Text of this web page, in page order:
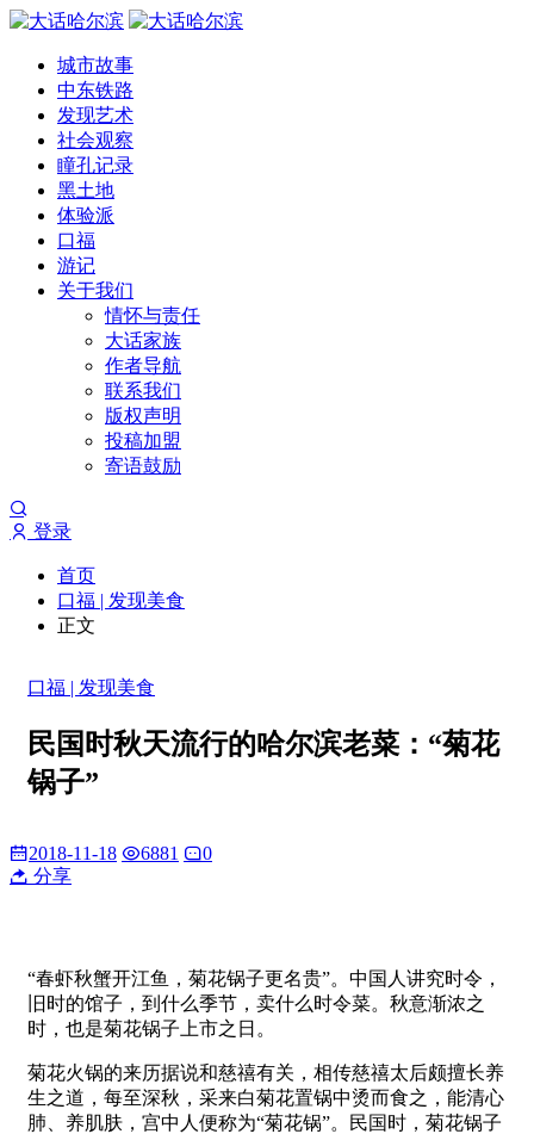
城市故事
中东铁路
发现艺术
社会观察
瞳孔记录
黑土地
体验派
口福
游记
关于我们
情怀与责任
大话家族
作者导航
联系我们
版权声明
投稿加盟
寄语鼓励
登录
首页
口福 | 发现美食
正文
口福 | 发现美食
民国时秋天流行的哈尔滨老菜：“菊花
锅子”
2018-11-18 6881
0
分享
“春虾秋蟹开江鱼，菊花锅子更名贵”。中国人讲究时令，
旧时的馆子，到什么季节，卖什么时令菜。秋意渐浓之
时，也是菊花锅子上市之日。
菊花火锅的来历据说和慈禧有关，相传慈禧太后颇擅长养
生之道，每至深秋，采来白菊花置锅中烫而食之，能清心
肺、养肌肤，宫中人便称为“菊花锅”。民国时，菊花锅子